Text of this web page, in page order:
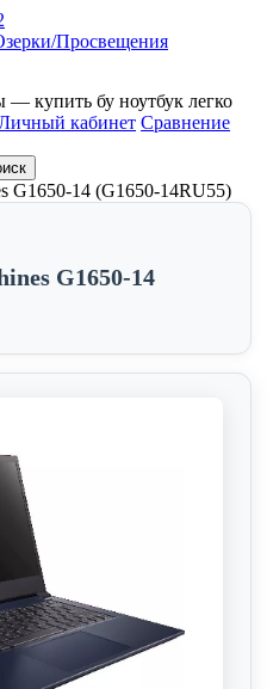
Просвещения
— купить бу ноутбук легко
кабинет Сравнение
G1650-14 (G1650-14RU55)
G1650-14